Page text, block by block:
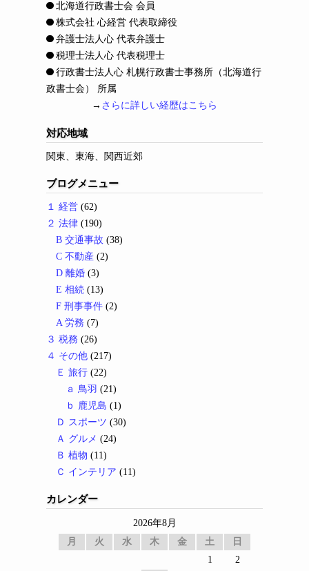
北海道行政書士会 会員
株式会社 心経営 代表取締役
弁護士法人心 代表弁護士
税理士法人心 代表税理士
行政書士法人心 札幌行政書士事務所（北海道行
政書士会） 所属
→ さらに詳しい経歴はこちら
対応地域
関東、東海、関西近郊
ブログメニュー
１ 経営 (62)
２ 法律 (190)
B 交通事故 (38)
C 不動産 (2)
D 離婚 (3)
E 相続 (13)
F 刑事事件 (2)
A 労務 (7)
３ 税務 (26)
４ その他 (217)
Ｅ 旅行 (22)
ａ 鳥羽 (21)
ｂ 鹿児島 (1)
Ｄ スポーツ (30)
Ａ グルメ (24)
Ｂ 植物 (11)
Ｃ インテリア (11)
カレンダー
2026年8月
月
火 水 木 金 土
日
1
2